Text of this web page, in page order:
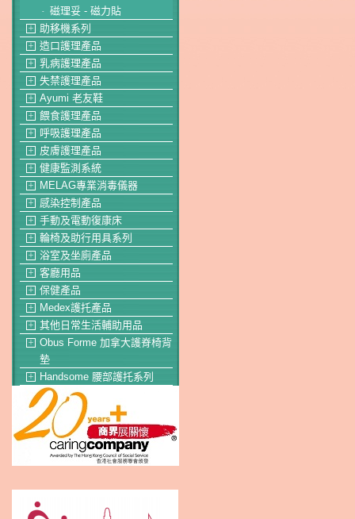
- 磁理妥 - 磁力貼
＋ 助移機系列
＋ 造口護理產品
＋ 乳病護理產品
＋ 失禁護理產品
＋ Ayumi 老友鞋
＋ 餵食護理產品
＋ 呼吸護理產品
＋ 皮膚護理產品
＋ 健康監測系統
＋ MELAG專業消毒儀器
＋ 感染控制產品
＋ 手動及電動復康床
＋ 輪椅及助行用具系列
＋ 浴室及坐廁產品
＋ 客廳用品
＋ 保健產品
＋ Medex護托產品
＋ 其他日常生活輔助用品
＋
Obus Forme 加拿大護脊椅背
墊
＋ Handsome 腰部護托系列